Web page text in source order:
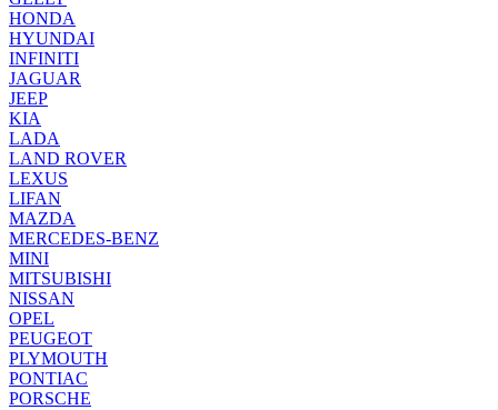
HONDA
HYUNDAI
INFINITI
JAGUAR
JEEP
KIA
LADA
LAND ROVER
LEXUS
LIFAN
MAZDA
MERCEDES-BENZ
MINI
MITSUBISHI
NISSAN
OPEL
PEUGEOT
PLYMOUTH
PONTIAC
PORSCHE